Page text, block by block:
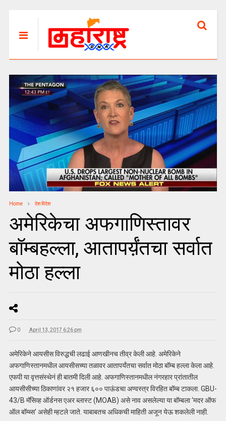
Home देश विदेश
अमेरिकेचा अफगाणिस्तावर
बॉम्बहल्ला, आतापर्य़ंतचा सर्वात
मोठा हल्ला
0 April 13, 2017 6:26 pm
अमेरिकेने आयसीस विरुद्धची लढाई आणखीनच तीव्र केली आहे. अमेरिकेने
अफगाणिस्तानमधील आयसीसच्या तळावर आतापर्यंतचा सर्वात मोठा बॉम्ब हल्ला केला आहे.
एफपी या वृत्तसंस्थेनं ही बातमी दिली आहे. अफगाणिस्तानमधील नंगरहार प्रांतातील
आयसीसीच्या ठिकाणांवर २१ हजार ६०० पाऊंडचा अण्वस्त्र विरहित बॉम्ब टाकला. GBU-
43/B मॅसिव्ह ऑर्डनस एअर ब्लास्ट (MOAB) असे नाव असलेल्या या बॉम्बला ‘मदर ऑफ
ऑल बॉम्ब्स’ असेही म्हटले जाते. याबाबतच अधिकची माहिती अजून येऊ शकलेली नाही.